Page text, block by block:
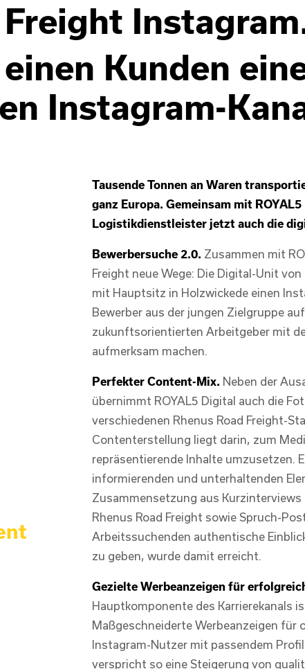
Kunden
Instagram-
Tausende Tonnen an Waren
ganz Europa. Gemeinsam mit
Logistikdienstleister jetzt auch die
Bewerbersuche 2.0. Zusammen mit
Freight neue Wege: Die Digital-Unit
mit Hauptsitz in Holzwickede einen
Bewerber aus der jungen Zielgruppe
zukunftsorientierten Arbeitgeber mit
aufmerksam machen.
Perfekter Content-Mix. Neben der
übernimmt ROYAL5 Digital auch die
verschiedenen Rhenus Road Freight-
Contenterstellung liegt darin, zum
repräsentierende Inhalte umzusetzen.
informierenden und unterhaltenden
Zusammensetzung aus
Rhenus Road Freight sowie Spruch-
Arbeitssuchenden authentische
zu geben, wurde damit erreicht.
Gezielte Werbeanzeigen für
Hauptkomponente des Karrierekanals
Maßgeschneiderte Werbeanzeigen für
Instagram-Nutzer mit passendem
verspricht so eine Steigerung von